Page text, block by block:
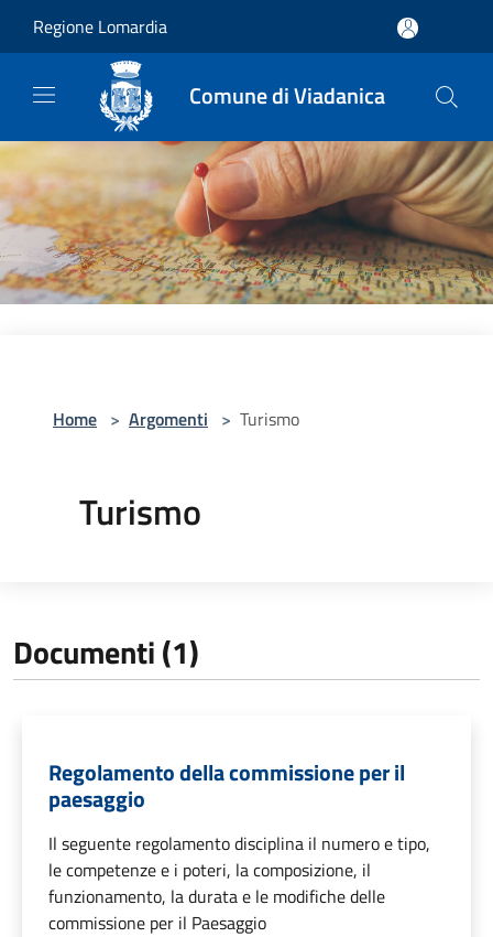
Regione Lomardia
Comune di Viadanica
Home > Argomenti > Turismo
Turismo
Documenti (1)
Regolamento della commissione per il
paesaggio
Il seguente regolamento disciplina il numero e tipo,
le competenze e i poteri, la composizione, il
funzionamento, la durata e le modifiche delle
commissione per il Paesaggio